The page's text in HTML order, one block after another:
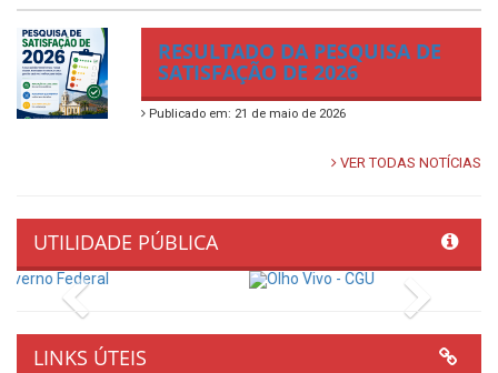
RESULTADO DA PESQUISA DE
SATISFAÇÃO DE 2026
Publicado em: 21 de maio de 2026
VER TODAS NOTÍCIAS
UTILIDADE PÚBLICA
Previous
LINKS ÚTEIS